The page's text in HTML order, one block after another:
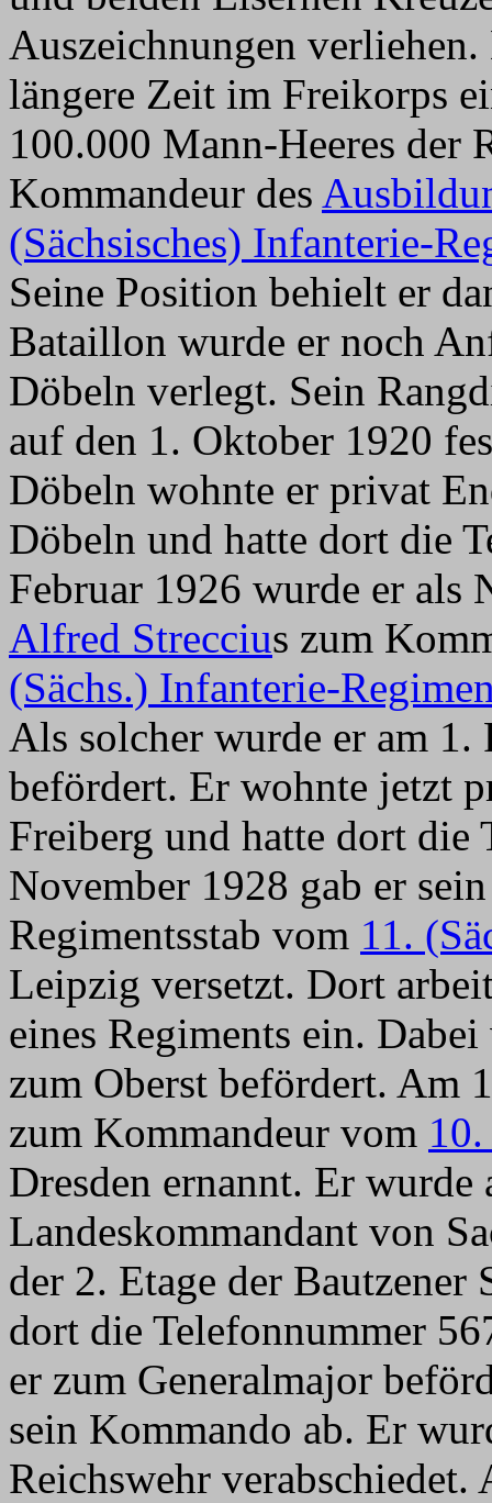
Auszeichnungen
längere Zeit im Freikorps
100.000 Mann-Heeres der
Kommandeur des
(Sächsisches) Infanterie-
Seine Position behielt er
Bataillon wurde er noch
Döbeln verlegt. Sein
auf den 1. Oktober 1920
Döbeln wohnte er privat
Döbeln und hatte dort die
Februar 1926 wurde er als
Alfred Streccius zum
(Sächs.) Infanterie-
Als solcher wurde er am 1.
befördert. Er wohnte jetzt
Freiberg und hatte dort die
November 1928 gab er
Regimentsstab vom 11.
Leipzig versetzt. Dort
eines Regiments ein.
zum Oberst befördert. Am
zum Kommandeur vom
Dresden ernannt. Er wurde
Landeskommandant von
der 2. Etage der Bautzener
dort die Telefonnummer
er zum Generalmajor
sein Kommando ab. Er
Reichswehr